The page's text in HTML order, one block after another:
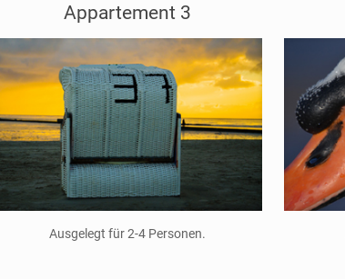
Appartement 3
Ausgelegt für 2-4 Personen.